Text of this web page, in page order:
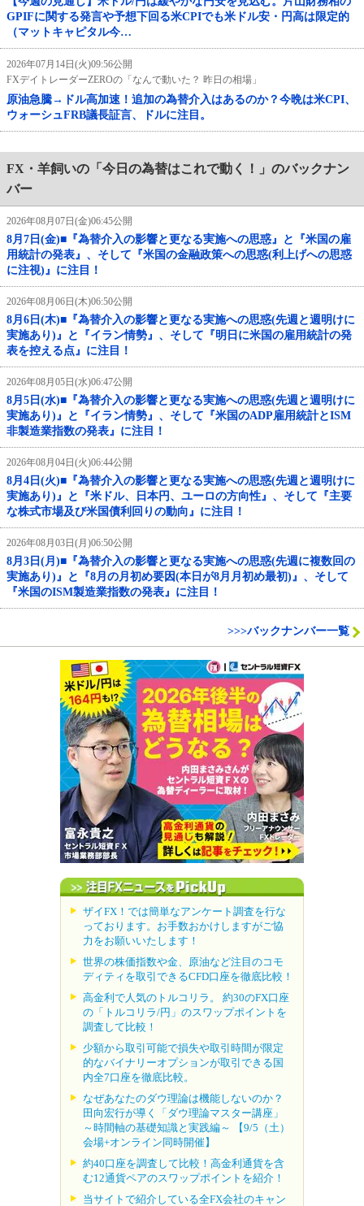
GPIFに関する発言や予想下回る米CPIでも米ドル安・円高は限定的
（マットキャピタル今…
2026年07月14日(火)09:56公開
FXデイトレーダーZEROの「なんで動いた？ 昨日の相場」
原油急騰→ドル高加速！追加の為替介入はあるのか？今晩は米CPI、
ウォーシュFRB議長証言、ドルに注目。
FX・羊飼いの「今日の為替はこれで動く！」のバックナン
バー
2026年08月07日(金)06:45公開
8月7日(金)■『為替介入の影響と更なる実施への思惑』と『米国の雇
用統計の発表』、そして『米国の金融政策への思惑(利上げへの思惑
に注視)』に注目！
2026年08月06日(木)06:50公開
8月6日(木)■『為替介入の影響と更なる実施への思惑(先週と週明けに
実施あり)』と『イラン情勢』、そして『明日に米国の雇用統計の発
表を控える点』に注目！
2026年08月05日(水)06:47公開
8月5日(水)■『為替介入の影響と更なる実施への思惑(先週と週明けに
実施あり)』と『イラン情勢』、そして『米国のADP雇用統計とISM
非製造業指数の発表』に注目！
2026年08月04日(火)06:44公開
8月4日(火)■『為替介入の影響と更なる実施への思惑(先週と週明けに
実施あり)』と『米ドル、日本円、ユーロの方向性』、そして『主要
な株式市場及び米国債利回りの動向』に注目！
2026年08月03日(月)06:50公開
8月3日(月)■『為替介入の影響と更なる実施への思惑(先週に複数回の
実施あり)』と『8月の月初め要因(本日が8月月初め最初)』、そして
『米国のISM製造業指数の発表』に注目！
>>>バックナンバー一覧
ザイFX！では簡単なアンケート調査を行な
っております。お手数おかけしますがご協
力をお願いいたします！
世界の株価指数や金、原油など注目のコモ
ディティを取引できるCFD口座を徹底比較！
高金利で人気のトルコリラ。 約30のFX口座
の「トルコリラ/円」のスワップポイントを
調査して比較！
少額から取引可能で損失や取引時間が限定
的なバイナリーオプションが取引できる国
内全7口座を徹底比較。
なぜあなたのダウ理論は機能しないのか？
田向宏行が導く「ダウ理論マスター講座」
～時間軸の基礎知識と実践編～ 【9/5（土）
会場+オンライン同時開催】
約40口座を調査して比較！高金利通貨を含
む12通貨ペアのスワップポイントを紹介！
当サイトで紹介している全FX会社のキャン